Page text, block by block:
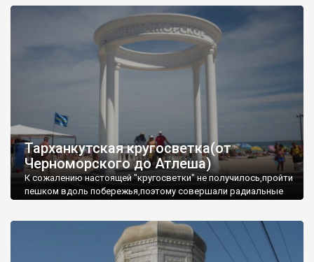
Тарханкутская кругосветка(от
Черноморского до Атлеша)
К сожалению настоящей "кругосветки" не получилось,пройти
пешком вдоль побережья,поэтому совершали радиальные